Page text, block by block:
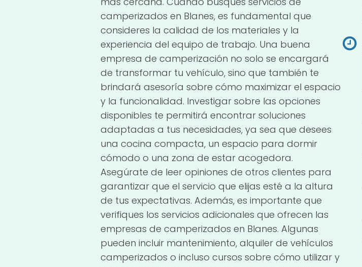
camperizados en Blanes, es fundamental que
consideres la calidad de los materiales y la
experiencia del equipo de trabajo. Una buena
empresa de camperización no solo se encargará
de transformar tu vehículo, sino que también te
brindará asesoría sobre cómo maximizar el espacio
y la funcionalidad. Investigar sobre las opciones
disponibles te permitirá encontrar soluciones
adaptadas a tus necesidades, ya sea que desees
una cocina compacta, un espacio para dormir
cómodo o una zona de estar acogedora.
Asegúrate de leer opiniones de otros clientes para
garantizar que el servicio que elijas esté a la altura
de tus expectativas. Además, es importante que
verifiques los servicios adicionales que ofrecen las
empresas de camperizados en Blanes. Algunas
pueden incluir mantenimiento, alquiler de vehículos
camperizados o incluso cursos sobre cómo utilizar y